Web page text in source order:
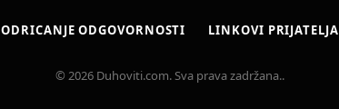
ODRICANJE ODGOVORNOSTI LINKOVI PRIJATELJA
© 2026 Duhoviti.com. Sva prava zadržana..